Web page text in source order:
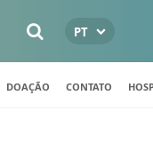
PT
DOAÇÃO CONTATO